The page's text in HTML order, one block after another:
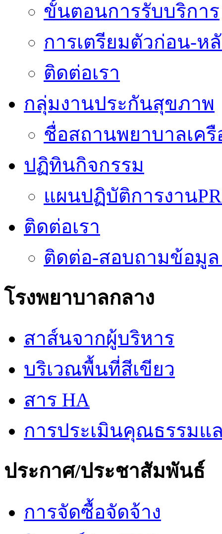
ขั้นตอนการรับบริการ
การเตรียมตัวก่อน-ห
ติดต่อเรา
กลุ่มงานประกันสุขภาพ
ชื่อสถานพยาบาลเค
ปฏิทินกิจกรรม
แผนปฏิบัติการงาน
ติดต่อเรา
ติดต่อ-สอบถามข้อมูล
โรงพยาบาลกลาง
สาส์นจากผู้บริหาร
บริเวณพื้นที่สีเขียว
สาร HA
การประเมินคุณธรรมแ
ประกาศ/ประชาสัมพันธ์
การจัดซื้อจัดจ้าง